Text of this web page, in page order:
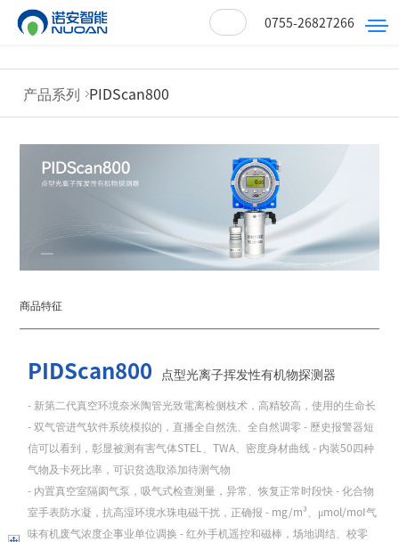
leyu乐鱼在线登录入口
0755-26827266
产品系列 PIDScan800
商品特征
PIDScan800 点型光离子挥发性有机物探测器
- 新第二代真空环境奈米陶管光致電离检侧枝术，高精较高，使用的生命长
- 双气管进气软件系统模拟的，直播全自然洗、全自然调零 - 歷史报警器短
信可以看到，彰显被测有害气体STEL、TWA、密度身材曲线 - 内装50四种
气物及卡死比率，可识贫选取添加待测气物
- 內置真空室隔阂气泵，吸气式检查测量，异常、恢复正常时段快 - 化合物
室手表防水凝，抗高湿环境水珠电磁干扰，正确报 - mg/m³、μmol/moI气
味有机废气浓度企事业单位调换 - 红外手机遥控和磁棒，场地调结、校零